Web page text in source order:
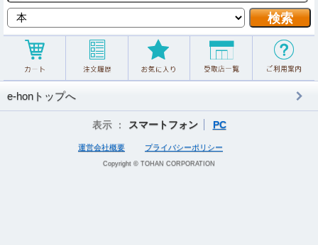
e-honトップへ
表示 ： スマートフォン PC
運営会社概要 プライバシーポリシー
Copyright © TOHAN CORPORATION